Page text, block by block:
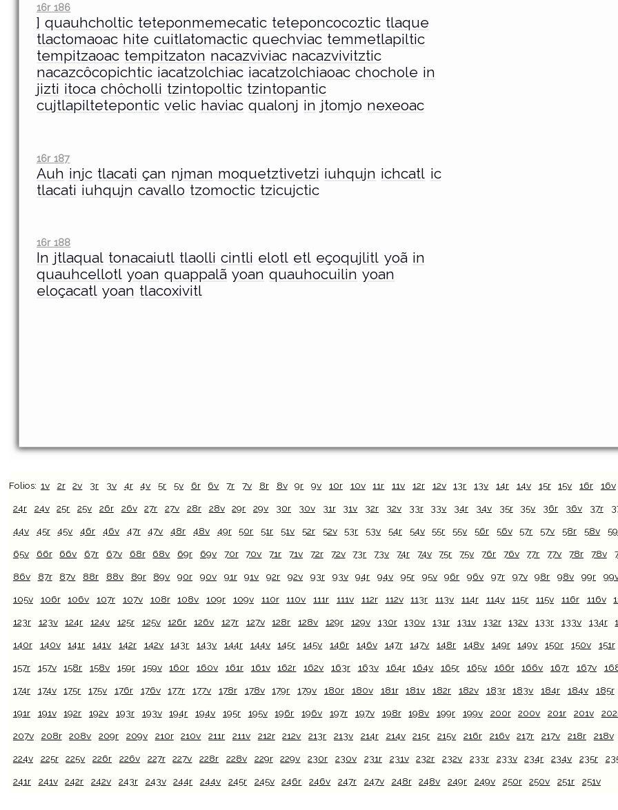
16r 186
] quauhcholtic teteponmemecatic teteponcocoztic tlaque
tlactomaoac hite cuitlatomactic quechviac temmetlapiltic
tempitzaoac tempitzaton nacazviviac nacazvivitztic
nacazcôcopichtic iacatzolchiac iacatzolchiaoac chochole in
jizti itoca chôcholli tzintopoltic tzintopantic
cujtlapiltetepontic velic haviac qualonj in jtomjo nexeoac
16r 187
Auh injc tlacati çan njman moquetztivetzi iuhqujn ichcatl ic
tlacati iuhqujn cavallo tzomoctic tzicujctic
16r 188
In jtlaqual tonacaiutl tlaolli cintli elotl etl eçoqujlitl yoã in
quauhcellotl yoan quappalã yoan quauhocuilin yoan
eloçacatl yoan tlacoxivitl
Folios: 1v 2r 2v 3r 3v 4r 4v 5r 5v 6r 6v 7r 7v 8r 8v 9r 9v 10r 10v 11r 11v 12r 12v 13r 13v 14r 14v 15r 15v 16r 16v
24r 24v 25r 25v 26r 26v 27r 27v 28r 28v 29r 29v 30r 30v 31r 31v 32r 32v 33r 33v 34r 34v 35r 35v 36r 36v 37r
44v 45r 45v 46r 46v 47r 47v 48r 48v 49r 50r 51r 51v 52r 52v 53r 53v 54r 54v 55r 55v 56r 56v 57r 57v 58r 58v
65v 66r 66v 67r 67v 68r 68v 69r 69v 70r 70v 71r 71v 72r 72v 73r 73v 74r 74v 75r 75v 76r 76v 77r 77v 78r 78v
86v 87r 87v 88r 88v 89r 89v 90r 90v 91r 91v 92r 92v 93r 93v 94r 94v 95r 95v 96r 96v 97r 97v 98r 98v 99r
105v 106r 106v 107r 107v 108r 108v 109r 109v 110r 110v 111r 111v 112r 112v 113r 113v 114r 114v 115r 115v 116r 116v
123r 123v 124r 124v 125r 125v 126r 126v 127r 127v 128r 128v 129r 129v 130r 130v 131r 131v 132r 132v 133r 133v 134r
140r 140v 141r 141v 142r 142v 143r 143v 144r 144v 145r 145v 146r 146v 147r 147v 148r 148v 149r 149v 150r 150v 151r
157r 157v 158r 158v 159r 159v 160r 160v 161r 161v 162r 162v 163r 163v 164r 164v 165r 165v 166r 166v 167r 167v
174r 174v 175r 175v 176r 176v 177r 177v 178r 178v 179r 179v 180r 180v 181r 181v 182r 182v 183r 183v 184r 184v 185r
191r 191v 192r 192v 193r 193v 194r 194v 195r 195v 196r 196v 197r 197v 198r 198v 199r 199v 200r 200v 201r 201v
207v 208r 208v 209r 209v 210r 210v 211r 211v 212r 212v 213r 213v 214r 214v 215r 215v 216r 216v 217r 217v 218r 218v
224v 225r 225v 226r 226v 227r 227v 228r 228v 229r 229v 230r 230v 231r 231v 232r 232v 233r 233v 234r 234v 235r
241r 241v 242r 242v 243r 243v 244r 244v 245r 245v 246r 246v 247r 247v 248r 248v 249r 249v 250r 250v 251r 251v